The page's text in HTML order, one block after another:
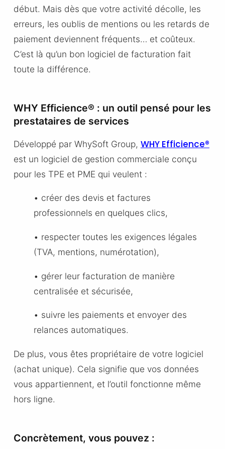
début. Mais dès que votre activité décolle, les
erreurs, les oublis de mentions ou les retards de
paiement deviennent fréquents… et coûteux.
C’est là qu’un bon logiciel de facturation fait
toute la différence.
WHY Efficience® : un outil pensé pour les
prestataires de services
Développé par WhySoft Group, WHY Efficience®
est un logiciel de gestion commerciale conçu
pour les TPE et PME qui veulent :
• créer des devis et factures
professionnels en quelques clics,
• respecter toutes les exigences légales
(TVA, mentions, numérotation),
• gérer leur facturation de manière
centralisée et sécurisée,
• suivre les paiements et envoyer des
relances automatiques.
De plus, vous êtes propriétaire de votre logiciel
(achat unique). Cela signifie que vos données
vous appartiennent, et l’outil fonctionne même
hors ligne.
Concrètement, vous pouvez :